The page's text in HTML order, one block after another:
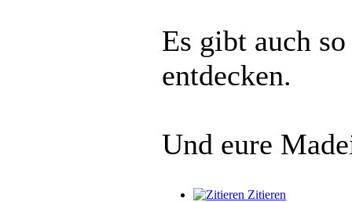
Es gibt auch
entdecken.
Und eure
Zitieren